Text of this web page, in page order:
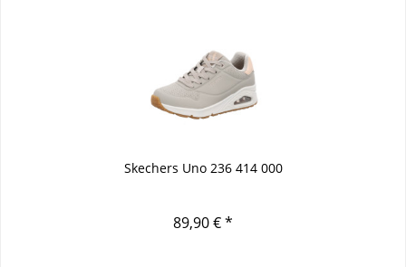
Skechers Uno 236 414 000
89,90 € *